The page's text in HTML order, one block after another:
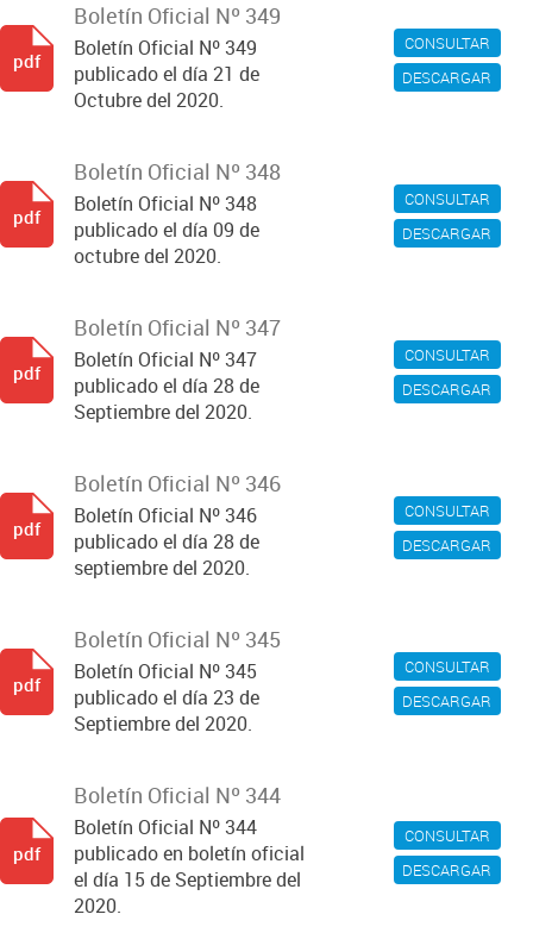
CONSULTAR
DESCARGAR
Boletín Oficial Nº 349
Boletín Oficial Nº 349
publicado el día 21 de
Octubre del 2020.
pdf
CONSULTAR
DESCARGAR
Boletín Oficial Nº 348
Boletín Oficial Nº 348
publicado el día 09 de
octubre del 2020.
pdf
CONSULTAR
DESCARGAR
Boletín Oficial Nº 347
Boletín Oficial Nº 347
publicado el día 28 de
Septiembre del 2020.
pdf
CONSULTAR
DESCARGAR
Boletín Oficial Nº 346
Boletín Oficial Nº 346
publicado el día 28 de
septiembre del 2020.
pdf
CONSULTAR
DESCARGAR
Boletín Oficial Nº 345
Boletín Oficial Nº 345
publicado el día 23 de
Septiembre del 2020.
pdf
CONSULTAR
DESCARGAR
Boletín Oficial Nº 344
Boletín Oficial Nº 344
publicado en boletín oficial
el día 15 de Septiembre del
2020.
pdf